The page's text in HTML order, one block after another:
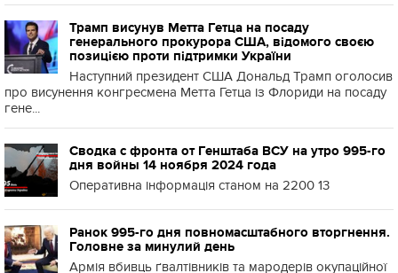
Трамп висунув Метта Гетца на посаду
генерального прокурора США, відомого своєю
позицією проти підтримки України
Наступний президент США Дональд Трамп оголосив
про висунення конгресмена Метта Гетца із Флориди на посаду
гене...
Сводка с фронта от Генштаба ВСУ на утро 995-го
дня войны 14 ноября 2024 года
Оперативна інформація станом на 2200 13
Ранок 995-го дня повномасштабного вторгнення.
Головне за минулий день
Армія вбивць ґвалтівників та мародерів окупаційної